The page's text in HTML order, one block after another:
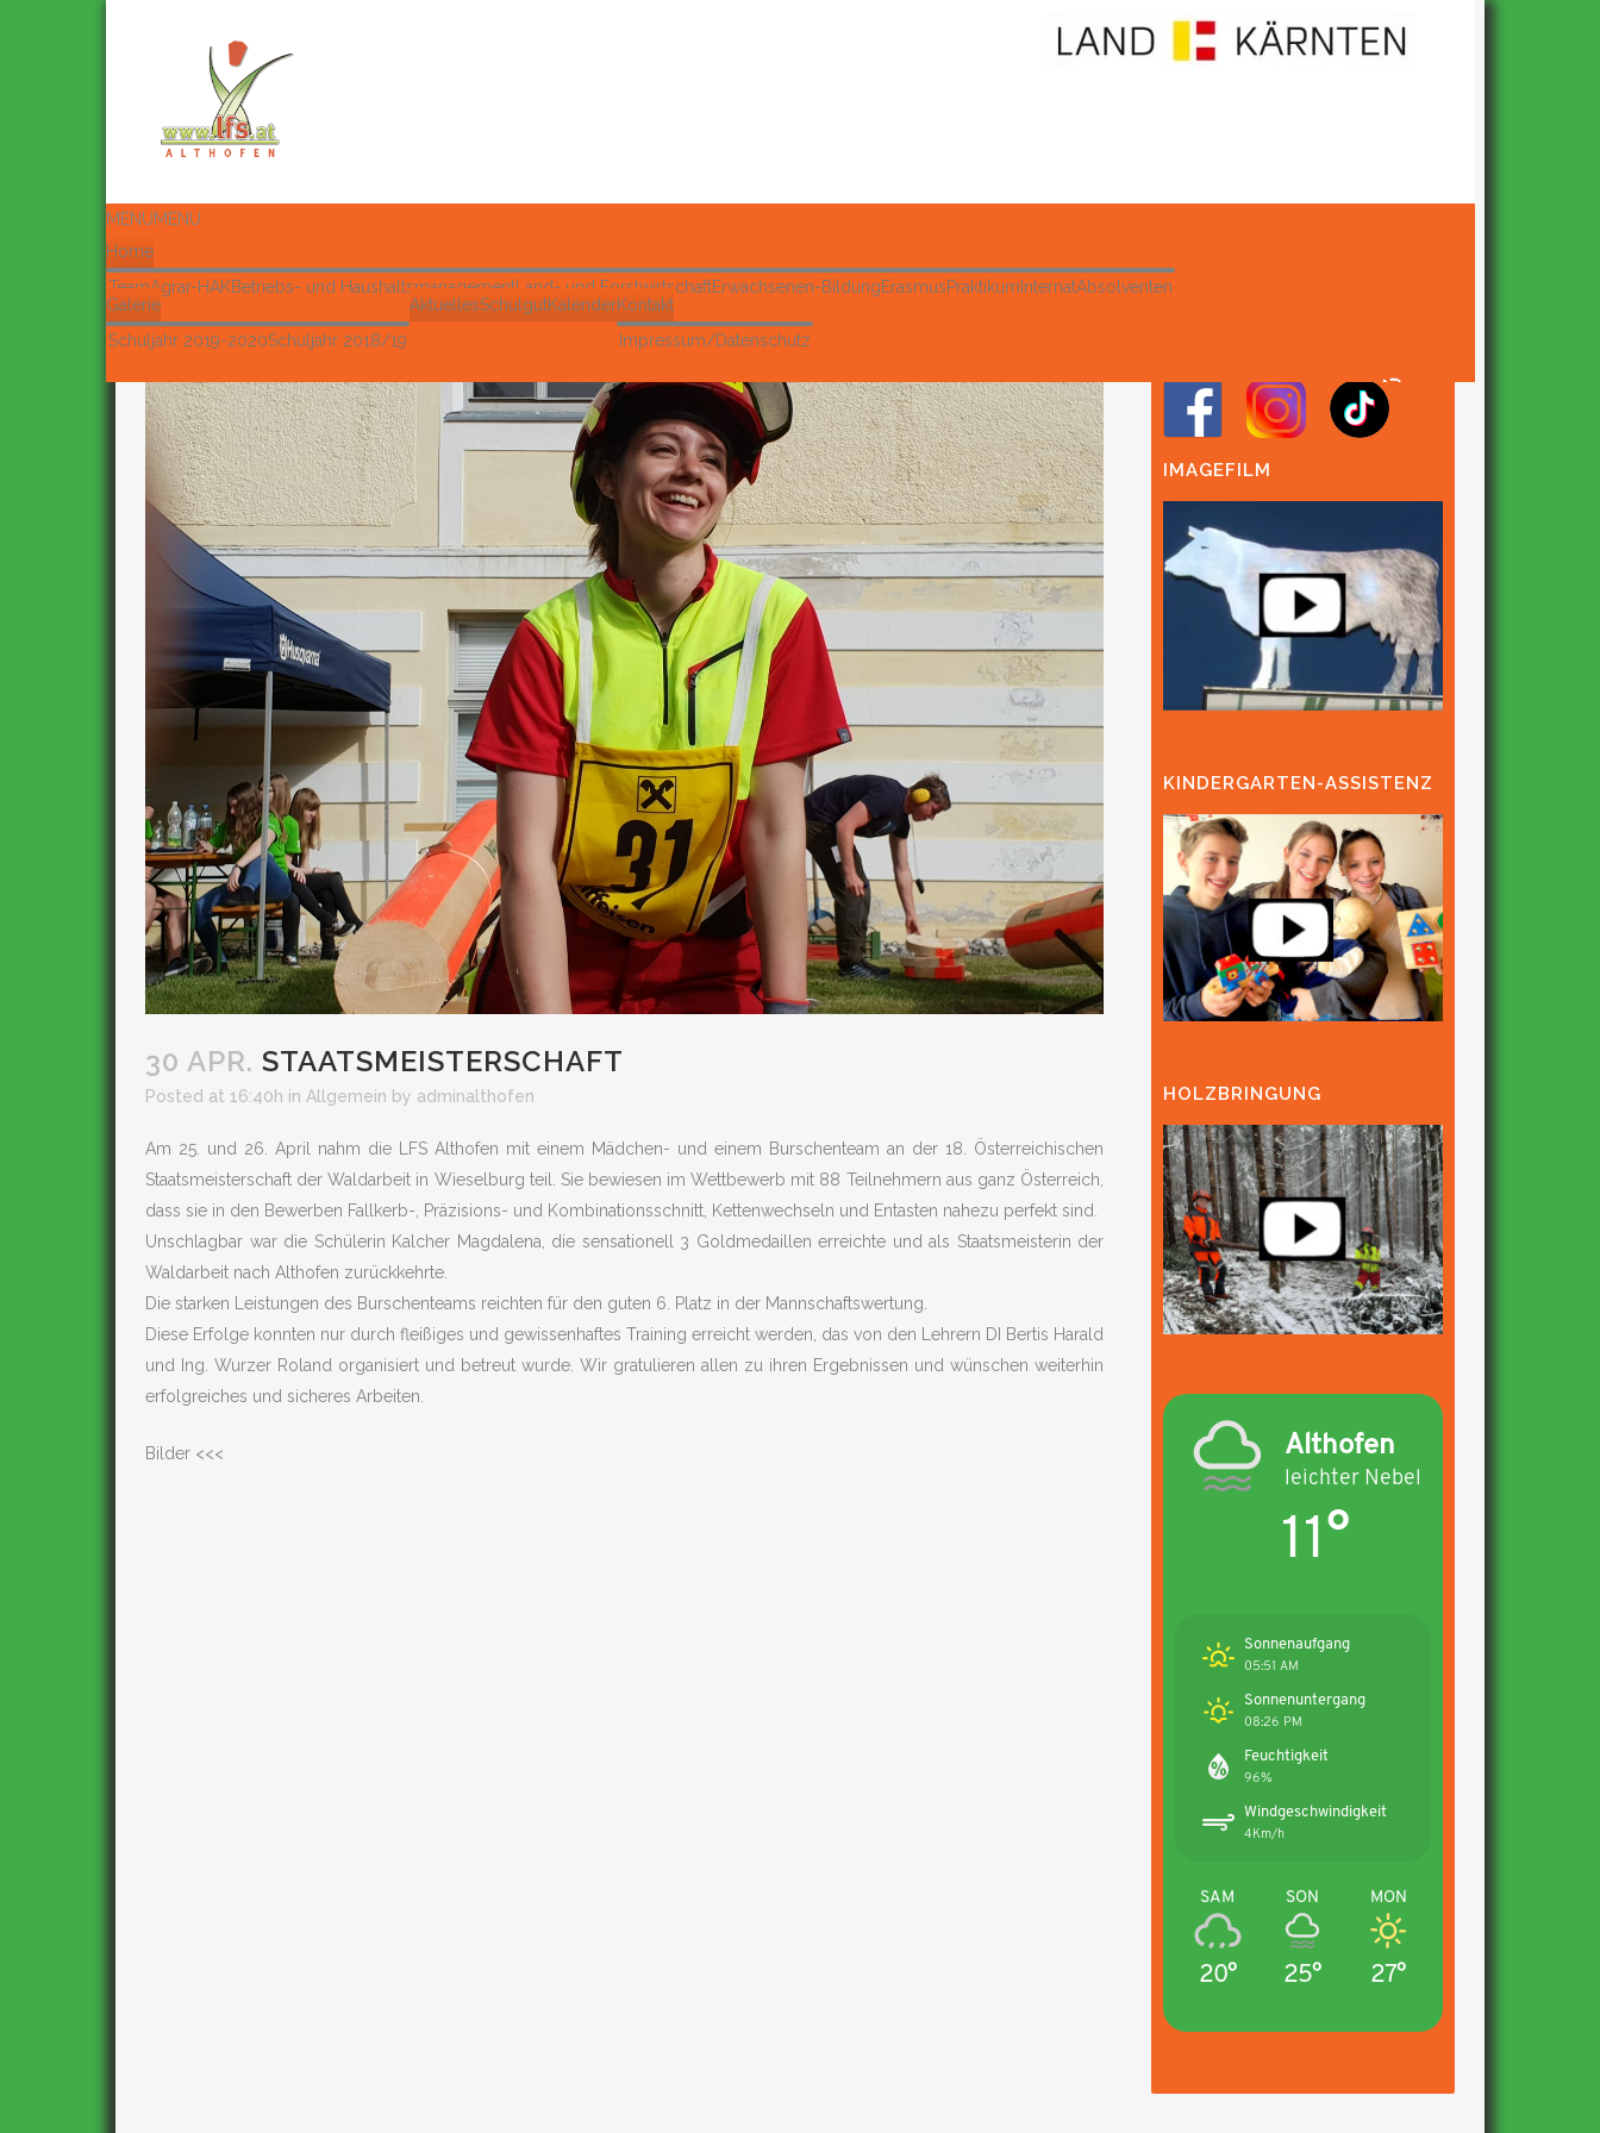
MENUMENU
Home
TeamAgrar-HAKBetriebs- und HaushaltsmanagementLand- und ForstwirtschaftErwachsenen-BildungErasmusPraktikum InternatAbsolventen
Galerie
Schuljahr 2019-2020Schuljahr 2018/19
AktuellesSchulgutKalenderKontakt
Impressum/Datenschutz
30 APR. STAATSMEISTERSCHAFT
Posted at 16:40h in Allgemein by adminalthofen
Am 25. und 26. April nahm die LFS Althofen mit einem Mädchen- und einem Burschenteam an der 18. Österreichischen
Staatsmeisterschaft der Waldarbeit in Wieselburg teil. Sie bewiesen im Wettbewerb mit 88 Teilnehmern aus ganz Österreich,
dass sie in den Bewerben Fallkerb-, Präzisions- und Kombinationsschnitt, Kettenwechseln und Entasten nahezu perfekt sind.
Unschlagbar war die Schülerin Kalcher Magdalena, die sensationell 3 Goldmedaillen erreichte und als Staatsmeisterin der
Waldarbeit nach Althofen zurückkehrte.
Die starken Leistungen des Burschenteams reichten für den guten 6. Platz in der Mannschaftswertung.
Diese Erfolge konnten nur durch fleißiges und gewissenhaftes Training erreicht werden, das von den Lehrern DI Bertis Harald
und Ing. Wurzer Roland organisiert und betreut wurde. Wir gratulieren allen zu ihren Ergebnissen und wünschen weiterhin
erfolgreiches und sicheres Arbeiten.
Bilder <<<
IMAGEFILM
KINDERGARTEN-ASSISTENZ
HOLZBRINGUNG
Althofen
leichter Nebel
11°
Sonnenaufgang
05:51 AM
Sonnenuntergang
08:26 PM
Feuchtigkeit
96%
Windgeschwindigkeit
4Km/h
SAM
20°
SON
25°
MON
27°